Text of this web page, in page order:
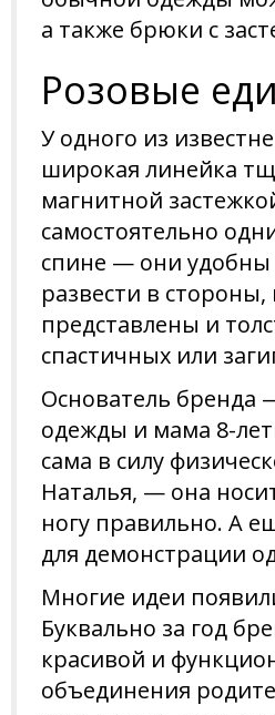
а также брюки с
Розовые
У одного из
широкая линейка
магнитной
самостоятельно
спине — они удобны
развести в
представлены и
спастичных или
Основатель бренда
одежды и мама 8-
сама в силу
Наталья, — она
ногу правильно. А
для демонстрации
Многие идеи
Буквально за год
красивой и
объединения